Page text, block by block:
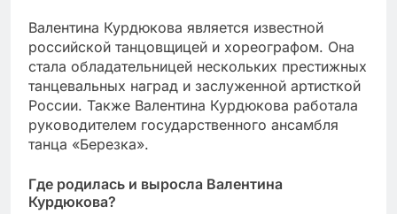
Валентина Курдюкова является известной
российской танцовщицей и хореографом. Она
стала обладательницей нескольких престижных
танцевальных наград и заслуженной артисткой
России. Также Валентина Курдюкова работала
руководителем государственного ансамбля
танца «Березка».
Где родилась и выросла Валентина
Курдюкова?